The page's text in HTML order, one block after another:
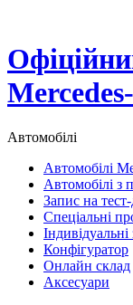
Автомобілі
Автомобілі
Автомобілі з
Запис на
Спеціальні
Конфігуратор
Онлайн склад
Аксесуари